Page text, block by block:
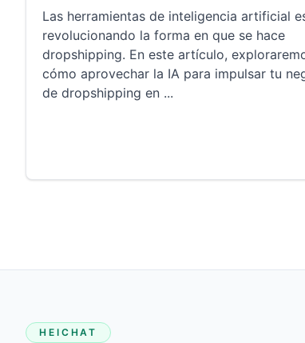
Las herramientas de inteligencia artificial
revolucionando la forma en que se hace
dropshipping. En este artículo,
cómo aprovechar la IA para impulsar tu
de dropshipping en ...
HEICHAT